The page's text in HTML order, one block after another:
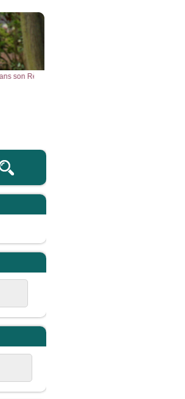
son Règne. » – Acclamons la Parole de Dieu.